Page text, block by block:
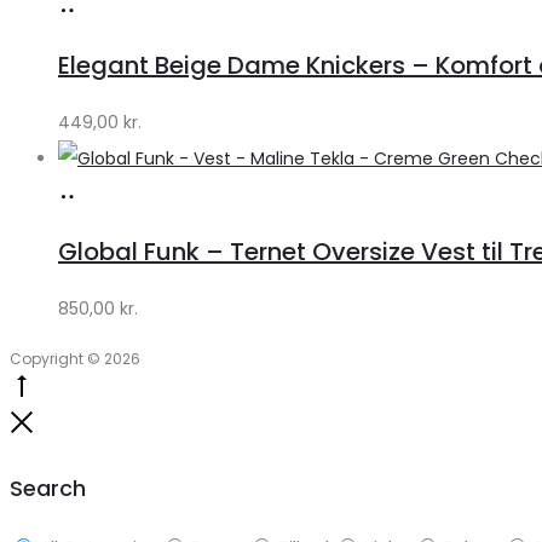
Klædeskabet.dk
Elegant Beige Dame Knickers – Komfort
449,00 kr.
Lykke
by
Global Funk – Ternet Oversize Vest til
850,00 kr.
Copyright © 2026
Search